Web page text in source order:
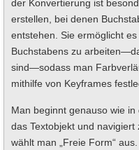
der Konvertierung ist
erstellen, bei denen
entstehen. Sie ermöglicht
Buchstabens zu
sind—sodass man
mithilfe von Keyframes
Man beginnt genauso wie
das Textobjekt und navigiert
wählt man „Freie Form“